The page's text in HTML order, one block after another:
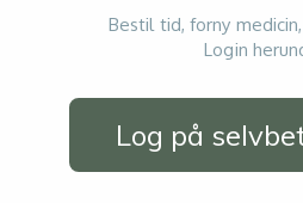
Bestil tid, forny
Login
Log på